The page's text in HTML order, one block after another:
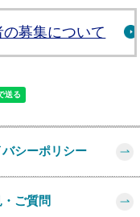
募集について
バシーポリシー
ご質問